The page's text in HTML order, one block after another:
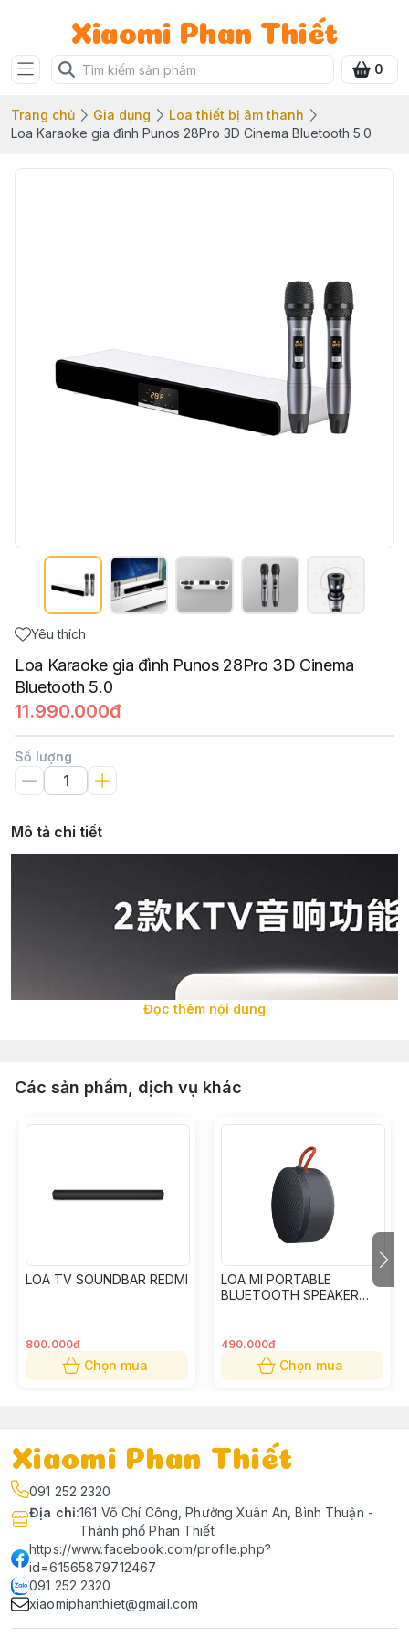
Xiaomi Phan Thiết
0
Trang chủ Gia dụng
Loa thiết bị âm thanh
Loa Karaoke gia đình Punos 28Pro 3D Cinema Bluetooth 5.0
Yêu thích
Loa Karaoke gia đình Punos 28Pro 3D Cinema
Bluetooth 5.0
11.990.000đ
Số lượng
Mô tả chi tiết
Đọc thêm nội dung
Các sản phẩm, dịch vụ khác
LOA TV SOUNDBAR REDMI
800.000đ
Chọn mua
LOA MI PORTABLE
BLUETOOTH SPEAKER
490.000đ
Chọn mua
Xiaomi Phan Thiết
091 252 2320
Địa chỉ:161 Võ Chí Công, Phường Xuân An, Bình Thuận -
Thành phố Phan Thiết
https://www.facebook.com/profile.php?
id=61565879712467
091 252 2320
xiaomiphanthiet@gmail.com